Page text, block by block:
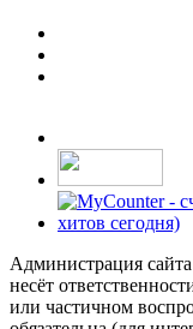
Администрация
несёт
или частичном